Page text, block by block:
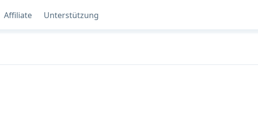
Affiliate Unterstützung